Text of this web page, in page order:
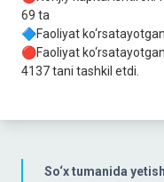
So‘x tumanida
69 ta
🔷Faoliyat
🔴Faoliyat
4137 tani tashkil etdi.